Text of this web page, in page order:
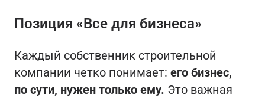
Позиция «Все для бизнеса»
Каждый собственник строительной
компании четко понимает: его бизнес,
по сути, нужен только ему. Это важная